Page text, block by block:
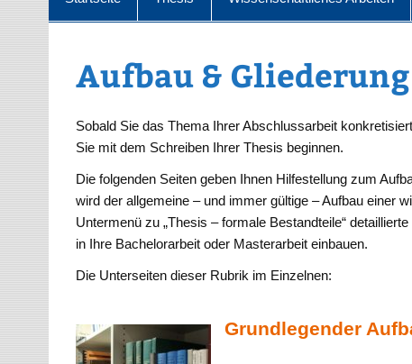
Aufbau & Gliederung
Sobald Sie das Thema Ihrer Abschlussarbeit
Sie mit dem Schreiben Ihrer Thesis beginnen.
Die folgenden Seiten geben Ihnen Hilfestellung zum
wird der allgemeine – und immer gültige – Aufbau einer
Untermenü zu „Thesis – formale Bestandteile“
in Ihre Bachelorarbeit oder Masterarbeit einbauen.
Die Unterseiten dieser Rubrik im Einzelnen:
Grundlegender